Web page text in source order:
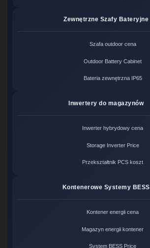
Zewnętrzne Szafy Bateryjne
Szafa outdoor cena
Outdoor Battery Cabinet
Bateria zewnętrzna IP65
Inwertery do magazynów
Inwerter hybrydowy cena
Storage Inverter Price
Przekształtnik PCS koszt
Kontenerowe Systemy BESS
Kontener energii cena
Magazyn energii kontener
System BESS Price